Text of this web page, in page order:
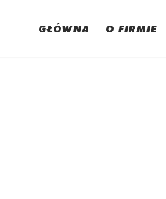
GŁÓWNA O FIRMIE